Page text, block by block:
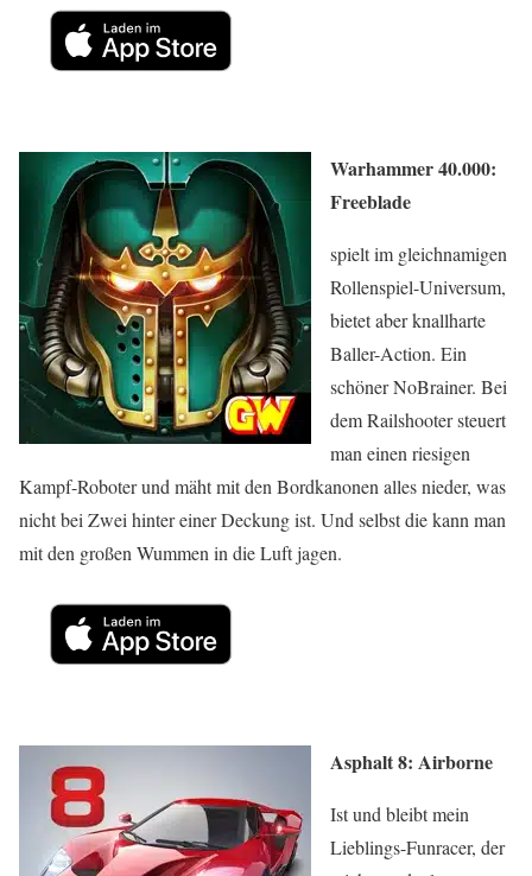
Warhammer 40.000:
Freeblade
spielt im gleichnamigen
Rollenspiel-Universum,
bietet aber knallharte
Baller-Action. Ein
schöner NoBrainer. Bei
dem Railshooter steuert
man einen riesigen
Kampf-Roboter und mäht mit den Bordkanonen alles nieder, was
nicht bei Zwei hinter einer Deckung ist. Und selbst die kann man
mit den großen Wummen in die Luft jagen.
Asphalt 8: Airborne
Ist und bleibt mein
Lieblings-Funracer, der